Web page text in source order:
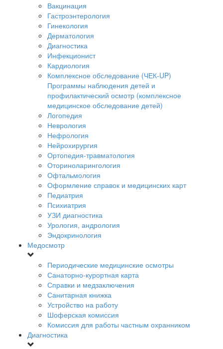
Вакцинация
Гастроэнтерология
Гинекология
Дерматология
Диагностика
Инфекционист
Кардиология
Комплексное обследование (ЧЕК-UP)
Программы наблюдения детей и
профилактический осмотр (комплексное
медицинское обследование детей)
Логопедия
Неврология
Нефрология
Нейрохирургия
Ортопедия-травматология
Оториноларингология
Офтальмология
Оформление справок и медицинских карт
Педиатрия
Психиатрия
УЗИ диагностика
Урология, андрология
Эндокринология
Медосмотр
Периодические медицинские осмотры
Санаторно-курортная карта
Справки и медзаключения
Санитарная книжка
Устройство на работу
Шоферская комиссия
Комиссия для работы частным охранником
Диагностика